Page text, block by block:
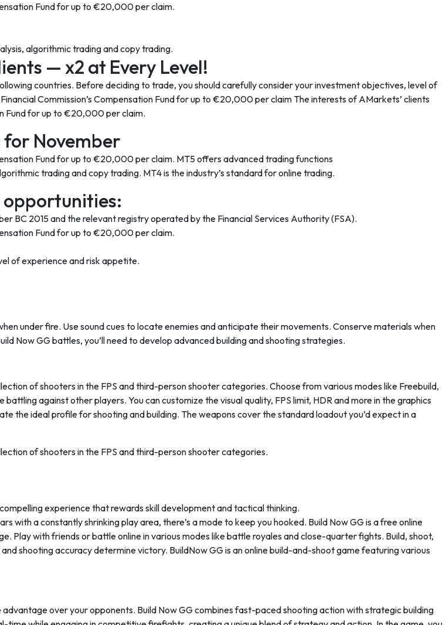
Fund for up to €20,000 per claim.
algorithmic trading and copy trading.
— x2 at Every Level!
countries. Before deciding to trade, you should carefully consider your investment objectives, level of
Commission’s Compensation Fund for up to €20,000 per claim The interests of AMarkets’ clients
Fund for up to €20,000 per claim.
for November
Fund for up to €20,000 per claim. MT5 offers advanced trading functions
trading and copy trading. MT4 is the industry’s standard for online trading.
BC 2015 and the relevant registry operated by the Financial Services Authority (FSA).
Fund for up to €20,000 per claim.
of experience and risk appetite.
under fire. Use sound cues to locate enemies and anticipate their movements. Conserve materials when
Now GG battles, you’ll need to develop advanced building and shooting strategies.
of shooters in the FPS and third-person shooter categories. Choose from various modes like Freebuild,
against other players. You can customize the visual quality, FPS limit, HDR and more in the graphics
the ideal profile for shooting and building. The weapons cover the standard loadout you’d expect in a
of shooters in the FPS and third-person shooter categories.
experience that rewards skill development and tactical thinking.
a constantly shrinking play area, there’s a mode to keep you hooked. Build Now GG is a free online
with friends or battle online in various modes like battle royales and close-quarter fights. Build, shoot,
shooting accuracy determine victory. BuildNow GG is an online build-and-shoot game featuring various
over your opponents. Build Now GG combines fast-paced shooting action with strategic building